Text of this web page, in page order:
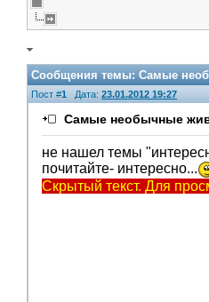
Сообщения темы:Самые
Пост #1 Дата: 23.01.2012 19:27
Самые необычные
не нашел темы
почитайте- интересно...
Скрытый текст. Для